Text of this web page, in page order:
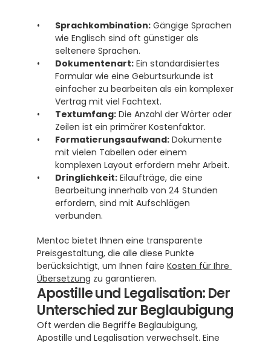
Sprachkombination: Gängige Sprachen
wie Englisch sind oft günstiger als
seltenere Sprachen.
Dokumentenart: Ein standardisiertes
Formular wie eine Geburtsurkunde ist
einfacher zu bearbeiten als ein komplexer
Vertrag mit viel Fachtext.
Textumfang: Die Anzahl der Wörter oder
Zeilen ist ein primärer Kostenfaktor.
Formatierungsaufwand: Dokumente
mit vielen Tabellen oder einem
komplexen Layout erfordern mehr Arbeit.
Dringlichkeit: Eilaufträge, die eine
Bearbeitung innerhalb von 24 Stunden
erfordern, sind mit Aufschlägen
verbunden.
Mentoc bietet Ihnen eine transparente
Preisgestaltung, die alle diese Punkte
berücksichtigt, um Ihnen faire Kosten für Ihre
Übersetzung zu garantieren.
Apostille und Legalisation: Der
Unterschied zur Beglaubigung
Oft werden die Begriffe Beglaubigung,
Apostille und Legalisation verwechselt. Eine